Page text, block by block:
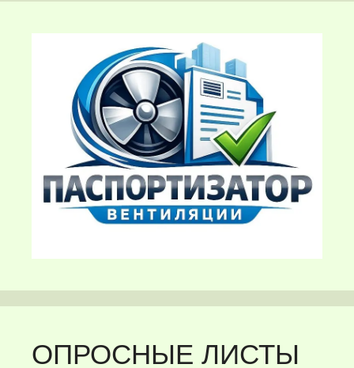
ОПРОСНЫЕ ЛИСТЫ